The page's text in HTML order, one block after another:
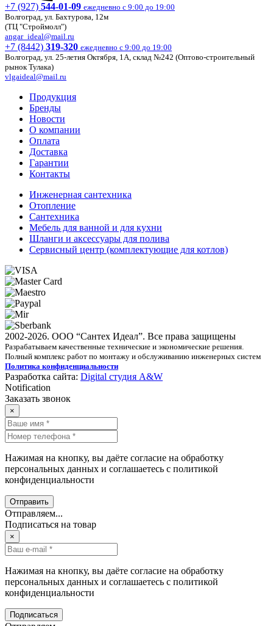
+7 (927) 544-01-09 ежедневно с 9:00 до 19:00
Волгоград, ул. Бахтурова, 12м
(ТЦ "Строймолл")
angar_ideal@mail.ru
+7 (8442) 319-320 ежедневно с 9:00 до 19:00
Волгоград, ул. 25-летия Октября, 1А, склад №242 (Оптово-строительный
рынок Тулака)
vlgaideal@mail.ru
Продукция
Бренды
Новости
О компании
Оплата
Доставка
Гарантии
Контакты
Инженерная сантехника
Отопление
Сантехника
Мебель для ванной и для кухни
Шланги и аксессуары для полива
Сервисный центр (комплектующие для котлов)
2002-2026. ООО “Сантех Идеал”. Все права защищены
Разрабатываем качественные технические и экономические решения.
Полный комплекс работ по монтажу и обслуживанию инженерных систем
Политика конфиденциальности
Разработка сайта: Digital студия A&W
Notification
Заказать звонок
×
Нажимая на кнопку, вы даёте согласие на обработку
персональных данных и соглашаетесь с политикой
конфиденциальности
Отправить
Отправляем...
Подписаться на товар
×
Нажимая на кнопку, вы даёте согласие на обработку
персональных данных и соглашаетесь с политикой
конфиденциальности
Подписаться